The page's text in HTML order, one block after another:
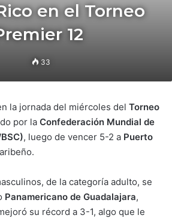
en el Torneo
12
33
la jornada del miércoles del Torneo
por la Confederación Mundial de
, luego de vencer 5-2 a Puerto
de la categoría adulto, se
Panamericano de Guadalajara,
su récord a 3-1, algo que le